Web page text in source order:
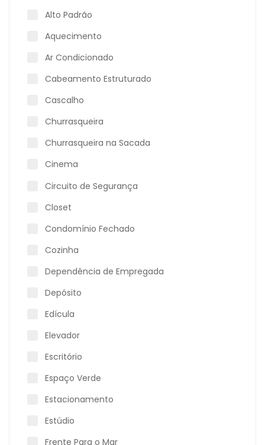
Alto Padrão
Aquecimento
Ar Condicionado
Cabeamento Estruturado
Cascalho
Churrasqueira
Churrasqueira na Sacada
Cinema
Circuito de Segurança
Closet
Condomínio Fechado
Cozinha
Dependência de Empregada
Depósito
Edícula
Elevador
Escritório
Espaço Verde
Estacionamento
Estúdio
Frente Para o Mar